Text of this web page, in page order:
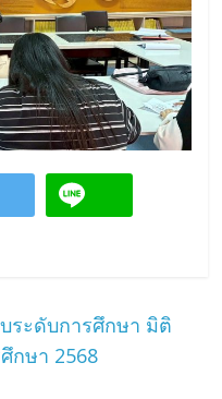
ระดับการศึกษา มิติ
กษา 2568